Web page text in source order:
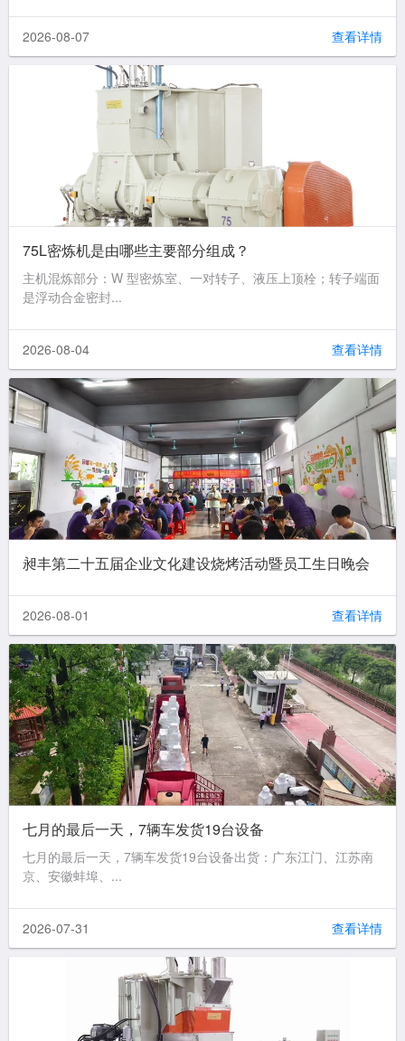
2026-08-07 查看详情
75L密炼机是由哪些主要部分组成？
主机混炼部分：W 型密炼室、一对转子、液压上顶栓；转子端面
是浮动合金密封...
2026-08-04 查看详情
昶丰第二十五届企业文化建设烧烤活动暨员工生日晚会
2026-08-01 查看详情
七月的最后一天，7辆车发货19台设备
七月的最后一天，7辆车发货19台设备出货：广东江门、江苏南
京、安徽蚌埠、...
2026-07-31 查看详情